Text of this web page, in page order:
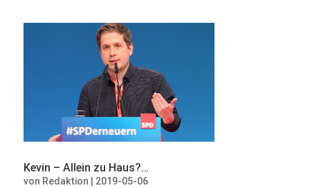
Kevin – Allein zu Haus?…
von Redaktion 2019-05-06